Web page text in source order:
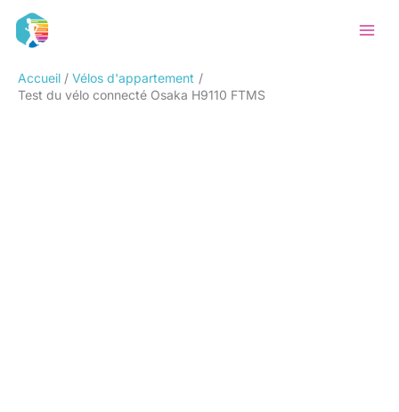
Accueil
Vélos d'appartement
Test du vélo connecté Osaka H9110 FTMS
Rechercher